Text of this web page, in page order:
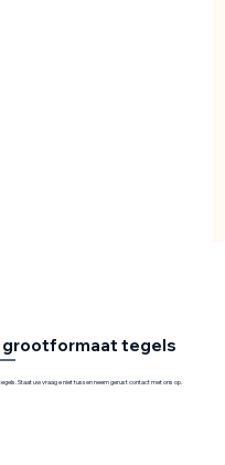
grootformaat tegels
Staat uw vraag e niet tussen neem gerust contact met ons op.